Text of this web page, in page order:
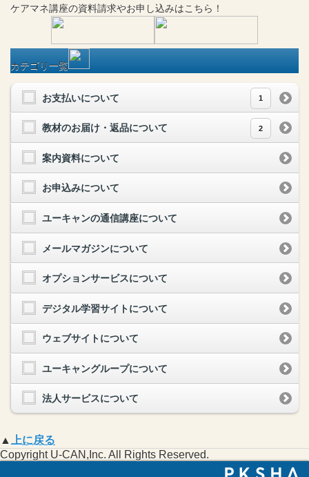
ケアマネ講座の資料請求やお申し込みはこちら！
カテゴリ一覧
お支払いについて 1
教材のお届け・返品について 2
案内資料について
お申込みについて
ユーキャンの通信講座について
メールマガジンについて
オプションサービスについて
デジタル学習サイトについて
ウェブサイトについて
ユーキャングループについて
法人サービスについて
▲
上に戻る
Copyright U-CAN,Inc. All Rights Reserved.